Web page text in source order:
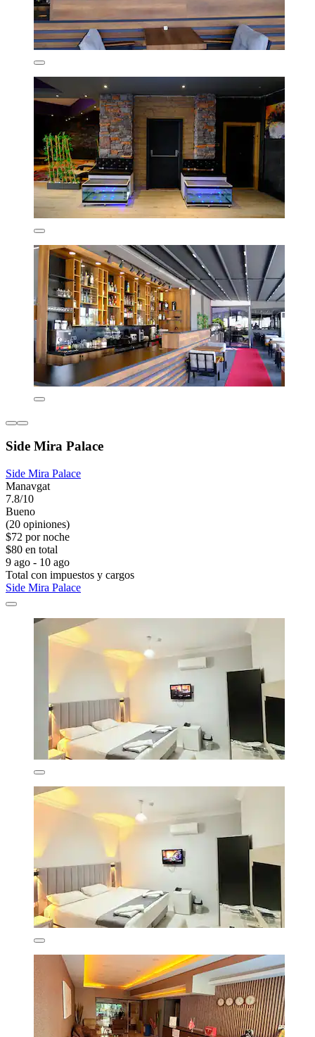
Side Mira Palace
Side Mira Palace
Manavgat
7.8/10
Bueno
(20 opiniones)
$72 por noche
$80 en total
9 ago - 10 ago
Total con impuestos y cargos
Side Mira Palace